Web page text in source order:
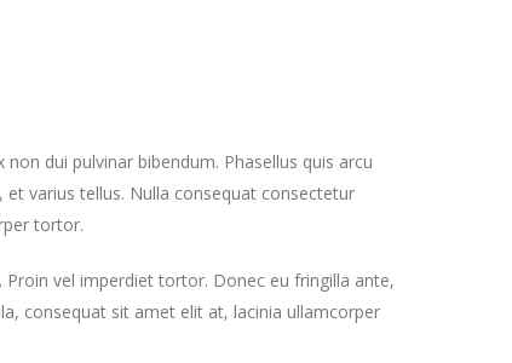
dui pulvinar bibendum. Phasellus quis arcu
varius tellus. Nulla consequat consectetur
tortor.
vel imperdiet tortor. Donec eu fringilla ante,
consequat sit amet elit at, lacinia ullamcorper